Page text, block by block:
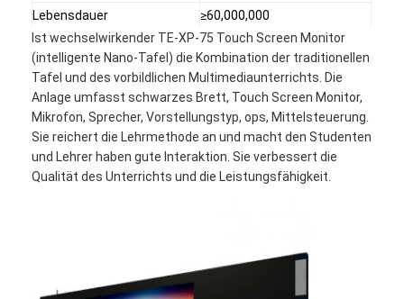
Startseite
Produkte
Videos
VR Show
Qualitätskontrolle
Lebensdauer
≥60,000,000
Ist wechselwirkender TE-XP-75 Touch Screen Monitor
(intelligente Nano-Tafel) die Kombination der traditionellen
Tafel und des vorbildlichen Multimediaunterrichts. Die
Anlage umfasst schwarzes Brett, Touch Screen Monitor,
Mikrofon, Sprecher, Vorstellungstyp, ops, Mittelsteuerung.
Sie reichert die Lehrmethode an und macht den Studenten
und Lehrer haben gute Interaktion. Sie verbessert die
Qualität des Unterrichts und die Leistungsfähigkeit.